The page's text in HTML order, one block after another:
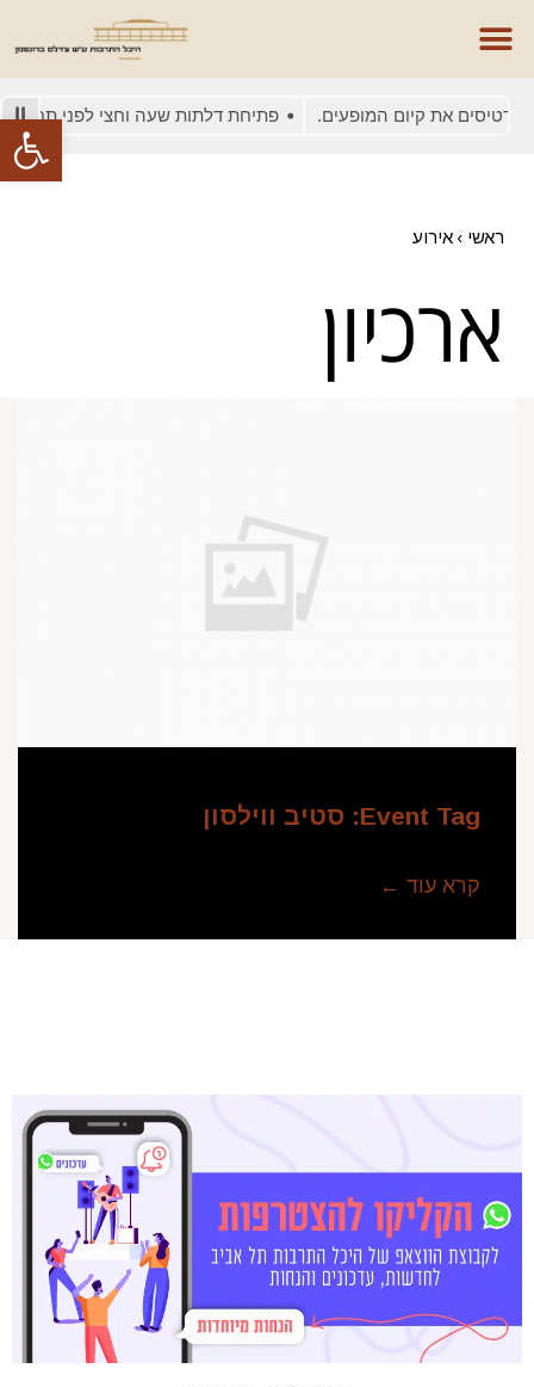
פתח את קיום המופעים. פתיחת דלתות שעה וחצי לפני תחילת
ראשי › אירוע
ארכיון
Event Tag: סטיב ווילסון
קרא עוד ←